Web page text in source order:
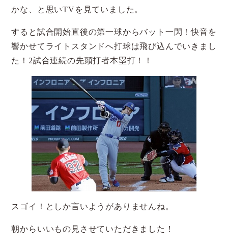
かな、と思いTVを見ていました。
すると試合開始直後の第一球からバット一閃！快音を
響かせてライトスタンドへ打球は飛び込んでいきまし
た！2試合連続の先頭打者本塁打！！
スゴイ！としか言いようがありませんね。
朝からいいもの見させていただきました！